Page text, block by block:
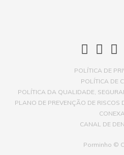
POLÍTICA DE
POLÍTICA DE
POLÍTICA DA QUALIDADE,
PLANO DE PREVENÇÃO DE RISCOS
CANAL DE
Porminho ©